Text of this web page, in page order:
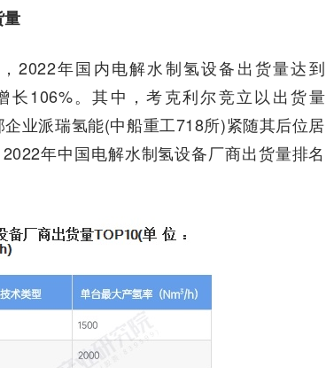
2022年国内电解水制氢设备出货量达到
106%。其中，考克利尔竞立以出货量
业派瑞氢能(中船重工718所)紧随其后位居
年中国电解水制氢设备厂商出货量排名